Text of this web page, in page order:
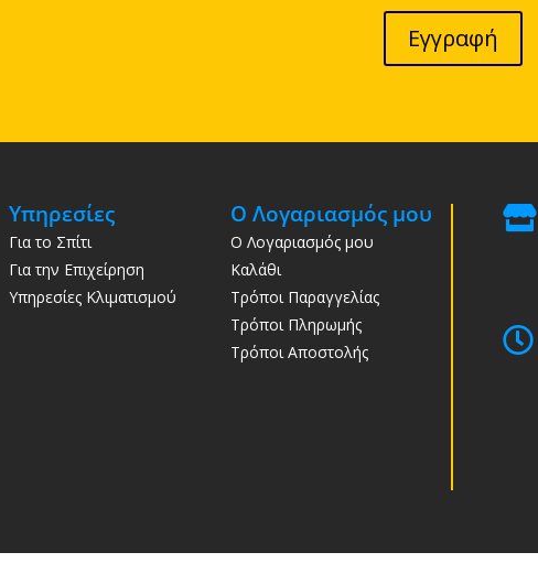
Εγγραφή
Υπηρεσίες
Για το Σπίτι
Για την Επιχείρηση
Υπηρεσίες Κλιματισμού
Ο Λογαριασμός μου
Ο Λογαριασμός μου
Καλάθι
Τρόποι Παραγγελίας
Τρόποι Πληρωμής
Τρόποι Αποστολής

